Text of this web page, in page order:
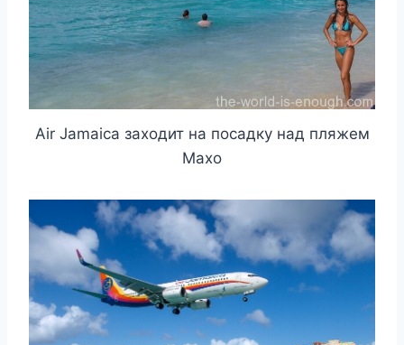
Air Jamaica заходит на посадку над пляжем
Махо